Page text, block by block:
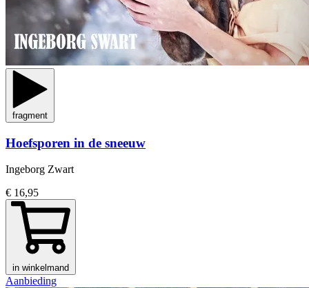
fragment
Hoefsporen in de sneeuw
Ingeborg Zwart
€ 16,95
in winkelmand
Aanbieding